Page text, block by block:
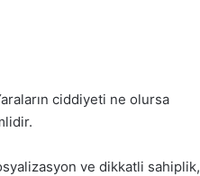
ciddiyeti ne olursa
ve dikkatli sahiplik,